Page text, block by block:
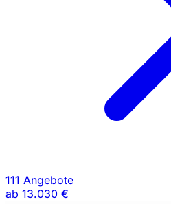
111 Angebote
ab 13.030 €